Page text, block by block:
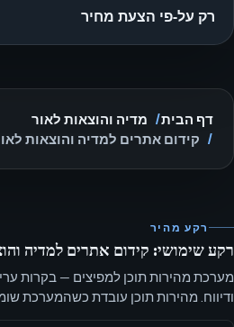
רק על‑פי הצעת מחיר
דף הבית
מדיה והוצאות לאור
קידום אתרים למדיה והוצאות
רקע מהיר
רקע שימושי: קידום אתרים למדיה
ודיווח. מהירות תוכן עובדת כשהמערכת
תבניות, QA והחלטות רענון.